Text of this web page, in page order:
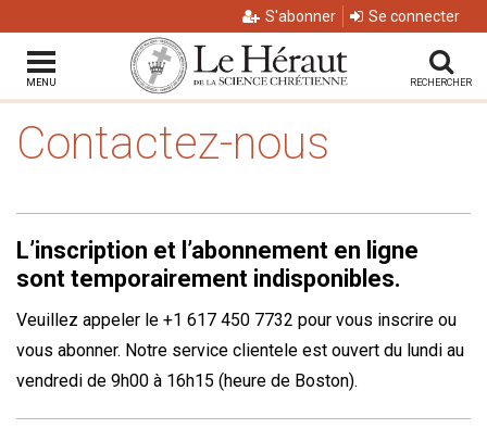
S'abonner Se connecter
MENU RECHERCHER
Contactez-nous
L’inscription et l’abonnement en ligne
sont temporairement indisponibles.
Veuillez appeler le +1 617 450 7732 pour vous inscrire ou
vous abonner. Notre service clientele est ouvert du lundi au
vendredi de 9h00 à 16h15 (heure de Boston).